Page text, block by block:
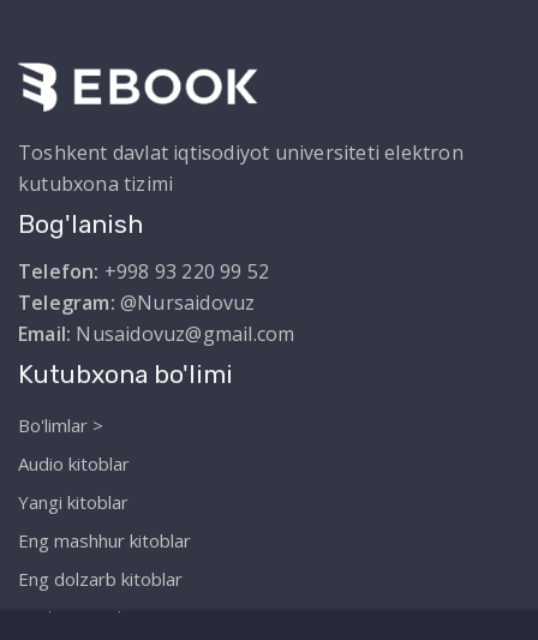
Toshkent davlat iqtisodiyot universiteti elektron
kutubxona tizimi
Bog'lanish
Telefon: +998 93 220 99 52
Telegram: @Nursaidovuz
Email: Nusaidovuz@gmail.com
Kutubxona bo'limi
Bo'limlar >
Audio kitoblar
Yangi kitoblar
Eng mashhur kitoblar
Eng dolzarb kitoblar
Biz haqimizda